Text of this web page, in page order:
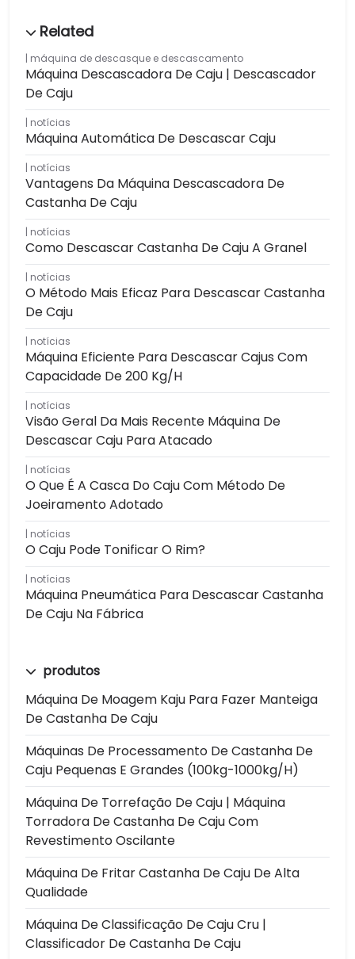
máquina de descasque e descascamento
Máquina Descascadora De Caju | Descascador
De Caju
notícias
Máquina Automática De Descascar Caju
notícias
Vantagens Da Máquina Descascadora De
Castanha De Caju
notícias
Como Descascar Castanha De Caju A Granel
notícias
O Método Mais Eficaz Para Descascar Castanha
De Caju
notícias
Máquina Eficiente Para Descascar Cajus Com
Capacidade De 200 Kg/h
notícias
Visão Geral Da Mais Recente Máquina De
Descascar Caju Para Atacado
notícias
O Que É A Casca Do Caju Com Método De
Joeiramento Adotado
notícias
O Caju Pode Tonificar O Rim?
notícias
Máquina Pneumática Para Descascar Castanha
De Caju Na Fábrica
produtos
Máquina De Moagem Kaju Para Fazer Manteiga
De Castanha De Caju
Máquinas De Processamento De Castanha De
Caju Pequenas E Grandes (100kg-1000kg/h)
Máquina De Torrefação De Caju | Máquina
Torradora De Castanha De Caju Com
Revestimento Oscilante
Máquina De Fritar Castanha De Caju De Alta
Qualidade
Máquina De Classificação De Caju Cru |
Classificador De Castanha De Caju